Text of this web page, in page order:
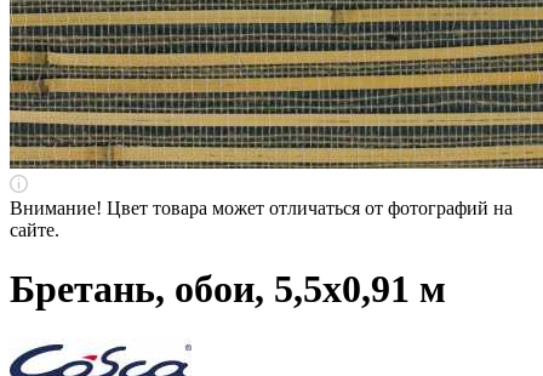
Внимание! Цвет товара может отличаться от фотографий на
сайте.
Бретань, обои, 5,5х0,91 м